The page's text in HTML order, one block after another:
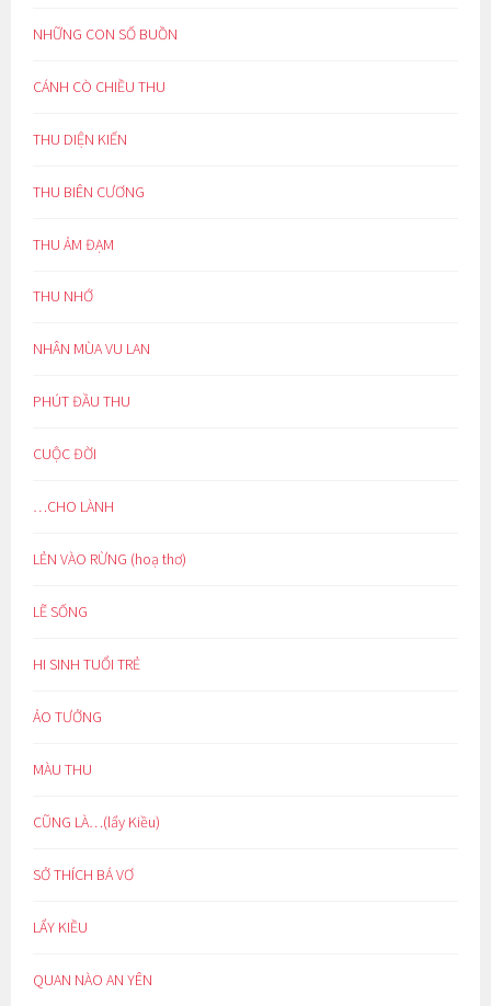
NHỮNG CON SỐ BUỒN
CÁNH CÒ CHIỀU THU
THU DIỆN KIẾN
THU BIÊN CƯƠNG
THU ẢM ĐẠM
THU NHỚ
NHÂN MÙA VU LAN
PHÚT ĐẦU THU
CUỘC ĐỜI
…CHO LÀNH
LẺN VÀO RỪNG (hoạ thơ)
LẼ SỐNG
HI SINH TUỔI TRẺ
ẢO TƯỞNG
MÀU THU
CŨNG LÀ…(lẩy Kiều)
SỞ THÍCH BÁ VƠ
LẨY KIỀU
QUAN NÀO AN YÊN